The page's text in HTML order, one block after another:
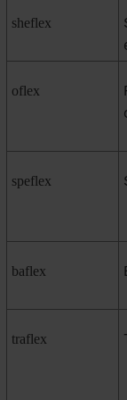
sheflex
oflex
speflex
baflex
traflex